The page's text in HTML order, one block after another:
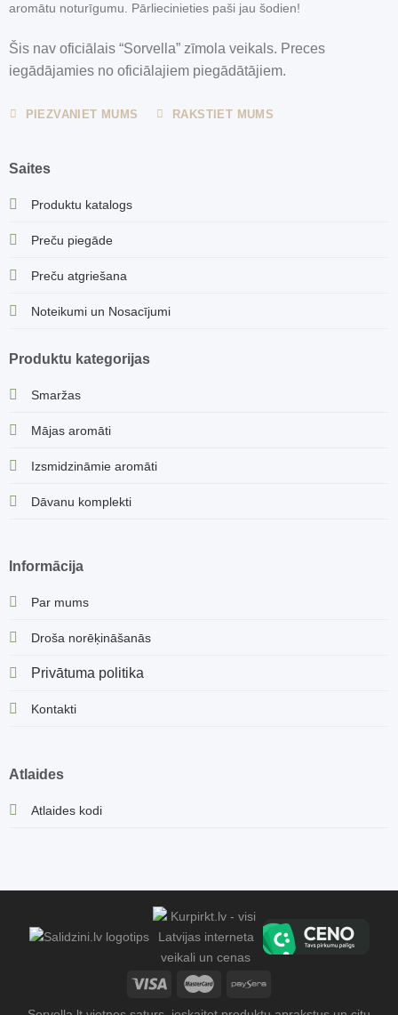
aromātu noturīgumu. Pārliecinieties paši jau šodien!
Šis nav oficiālais “Sorvella” zīmola veikals. Preces
iegādājamies no oficiālajiem piegādātājiem.
PIEZVANIET MUMS RAKSTIET MUMS
Saites
Produktu katalogs
Preču piegāde
Preču atgriešana
Noteikumi un Nosacījumi
Produktu kategorijas
Smaržas
Mājas aromāti
Izsmidzināmie aromāti
Dāvanu komplekti
Informācija
Par mums
Droša norēķināšanās
Privātuma politika
Kontakti
Atlaides
Atlaides kodi